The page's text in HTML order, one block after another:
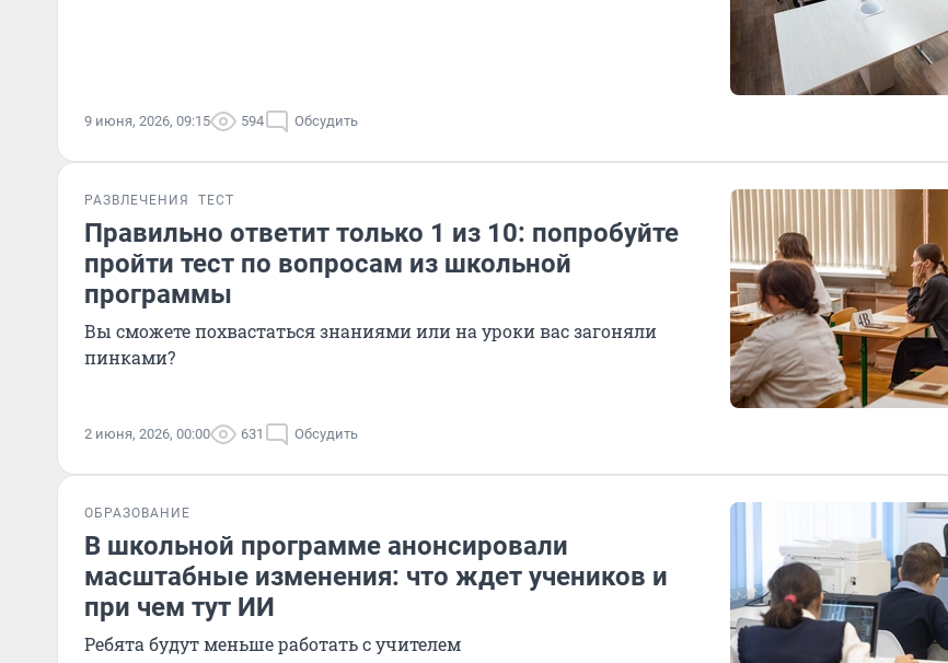
9 июня, 2026, 09:15 594 Обсудить
РАЗВЛЕЧЕНИЯ ТЕСТ
Правильно ответит только 1 из 10: попробуйте
пройти тест по вопросам из школьной
программы
Вы сможете похвастаться знаниями или на уроки вас загоняли
пинками?
2 июня, 2026, 00:00 631 Обсудить
ОБРАЗОВАНИЕ
В школьной программе анонсировали
масштабные изменения: что ждет учеников и
при чем тут ИИ
Ребята будут меньше работать с учителем